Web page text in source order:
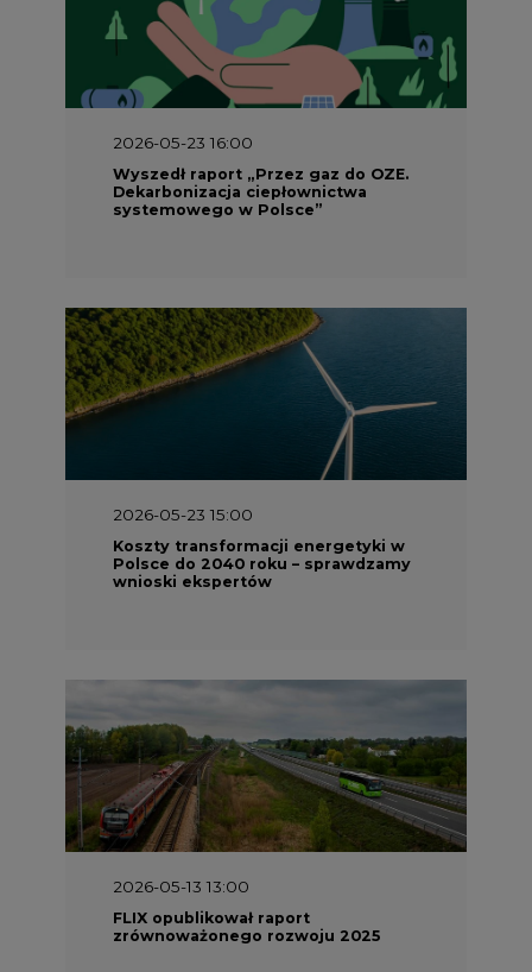
2026-05-23 16:00
Wyszedł raport „Przez gaz do OZE.
Dekarbonizacja ciepłownictwa
systemowego w Polsce”
Koszty transformacji energetyki w
Polsce do 2040 roku – sprawdzamy
wnioski ekspertów
2026-05-13 13:00
FLIX opublikował raport
zrównoważonego rozwoju 2025